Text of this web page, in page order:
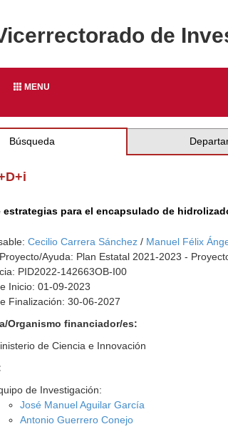
de
MENU
Búsqueda
estrategias para el encapsulado de
Cecilio Carrera Sánchez / Manuel Félix
Ayuda: Plan Estatal 2021-2023 -
PID2022-142663OB-I00
Inicio: 01-09-2023
Finalización: 30-06-2027
Organismo financiador/es:
de Ciencia e Innovación
de Investigación:
José Manuel Aguilar García
Antonio Guerrero Conejo